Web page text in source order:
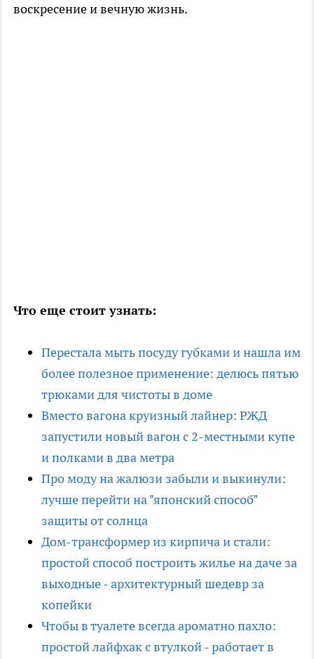
воскресение и вечную жизнь.
Что еще стоит узнать:
Перестала мыть посуду губками и нашла им
более полезное применение: делюсь пятью
трюками для чистоты в доме
Вместо вагона круизный лайнер: РЖД
запустили новый вагон с 2-местными купе
и полками в два метра
Про моду на жалюзи забыли и выкинули:
лучше перейти на "японский способ"
защиты от солнца
Дом-трансформер из кирпича и стали:
простой способ построить жилье на даче за
выходные - архитектурный шедевр за
копейки
Чтобы в туалете всегда ароматно пахло:
простой лайфхак с втулкой - работает в